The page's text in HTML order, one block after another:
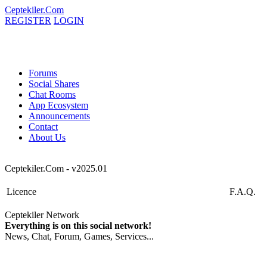
Ceptekiler.Com
REGISTER LOGIN
Forums
Social Shares
Chat Rooms
App Ecosystem
Announcements
Contact
About Us
Ceptekiler.Com - v2025.01
Licence F.A.Q.
Ceptekiler Network
Everything is on this social network!
News, Chat, Forum, Games, Services...